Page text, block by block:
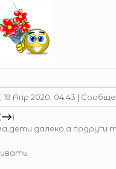
Апр 2020, 04:43 |
(
)
далеко,а подруги